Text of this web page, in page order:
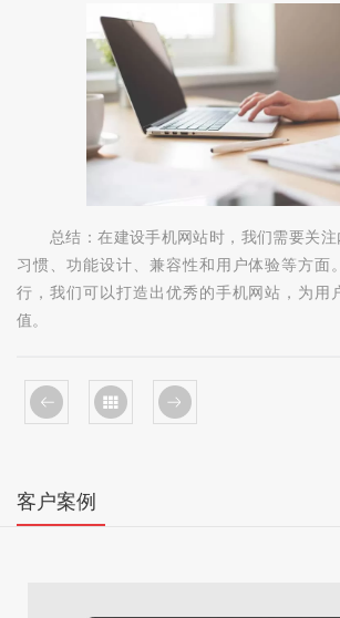
总结：在建设手机网站时，我们需要关
习惯、功能设计、兼容性和用户体验等方面
行，我们可以打造出优秀的手机网站，为用
值。
客户案例